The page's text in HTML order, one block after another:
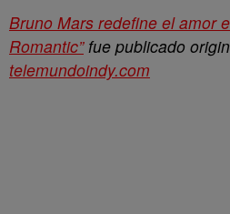
Bruno Mars redefine el amor
Romantic”fue publicado
telemundoindy.com